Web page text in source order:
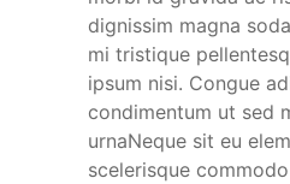
dignissim magna
mi tristique
ipsum nisi. Congue
condimentum ut sed
urnaNeque sit eu
scelerisque